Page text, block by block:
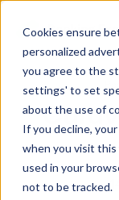
Cookies ensure
personalized
you agree to the
settings' to set
about the use of
If you decline,
when you visit
used in your
not to be tracked.
Plattform
BEX PMS
PMS
Verwalte alle
Unsere
BEX für:
Ressourcen